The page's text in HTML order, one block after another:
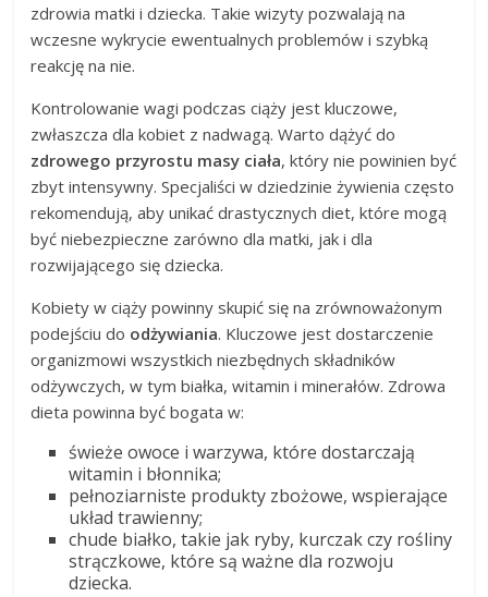
zdrowia matki i dziecka. Takie wizyty pozwalają na
wczesne wykrycie ewentualnych problemów i szybką
reakcję na nie.
Kontrolowanie wagi podczas ciąży jest kluczowe,
zwłaszcza dla kobiet z nadwagą. Warto dążyć do
zdrowego przyrostu masy ciała, który nie powinien być
zbyt intensywny. Specjaliści w dziedzinie żywienia często
rekomendują, aby unikać drastycznych diet, które mogą
być niebezpieczne zarówno dla matki, jak i dla
rozwijającego się dziecka.
Kobiety w ciąży powinny skupić się na zrównoważonym
podejściu do odżywiania. Kluczowe jest dostarczenie
organizmowi wszystkich niezbędnych składników
odżywczych, w tym białka, witamin i minerałów. Zdrowa
dieta powinna być bogata w:
świeże owoce i warzywa, które dostarczają
witamin i błonnika;
pełnoziarniste produkty zbożowe, wspierające
układ trawienny;
chude białko, takie jak ryby, kurczak czy rośliny
strączkowe, które są ważne dla rozwoju
dziecka.